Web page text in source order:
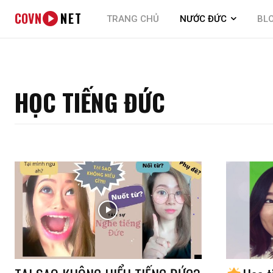
COVN NET TRANG CHỦ NƯỚC ĐỨC
HỌC TIẾNG ĐỨC